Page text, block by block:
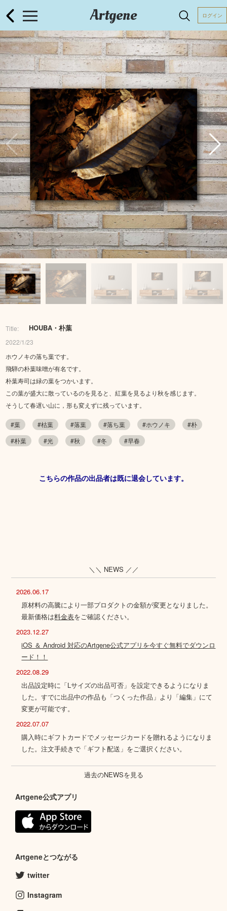
Artgene ログイン
Title: HOUBA・朴葉
2022/1/23
ホウノキの落ち葉です。
飛騨の朴葉味噌が有名です。
朴葉寿司は緑の葉をつかいます。
この葉が盛大に散っているのを見ると、紅葉を見るより秋を感じます。
そうして春遅い山に，形も変えずに残っています。
#葉 #枯葉 #落葉 #落ち葉 #ホウノキ
#朴
#朴葉
#光 #秋 #冬 #早春
こちらの作品の出品者は既に退会しています。
＼＼ NEWS ／／
2026.06.17
原材料の高騰により一部プロダクトの金額が変更となりました。
最新価格は料金表をご確認ください。
2023.12.27
iOS ＆ Android 対応のArtgene公式アプリを今すぐ無料でダウンロ
ード！！
2022.08.29
出品設定時に「Lサイズの出品可否」を設定できるようになりま
した。すでに出品中の作品も「つくった作品」より「編集」にて
変更が可能です。
2022.07.07
購入時にギフトカードでメッセージカードを贈れるようになりま
した。注文手続きで「ギフト配送」をご選択ください。
過去のNEWSを見る
Artgene公式アプリ
Artgeneとつながる
twitter
Instagram